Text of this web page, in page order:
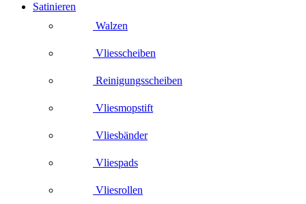
Satinieren
Walzen
Vliesscheiben
Reinigungsscheiben
Vliesmopstift
Vliesbänder
Vliespads
Vliesrollen